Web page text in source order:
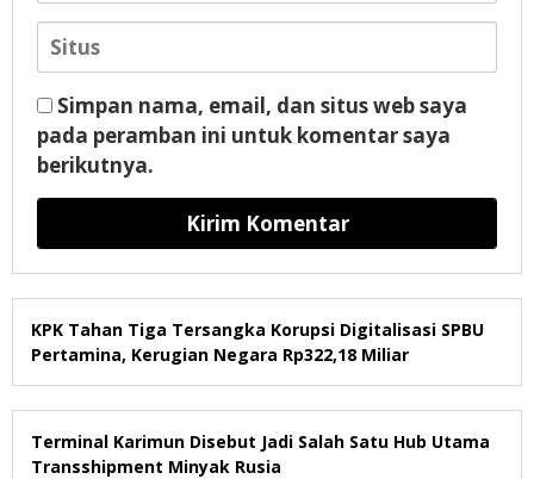
Simpan nama, email, dan situs web saya
pada peramban ini untuk komentar saya
berikutnya.
KPK Tahan Tiga Tersangka Korupsi Digitalisasi SPBU
Pertamina, Kerugian Negara Rp322,18 Miliar
Terminal Karimun Disebut Jadi Salah Satu Hub Utama
Transshipment Minyak Rusia